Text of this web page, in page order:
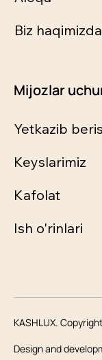
Biz haqimizda
Mijozlar
Yetkazib
Keyslarimiz
Kafolat
Ish o'rinlari
KASHLUX.
Design and